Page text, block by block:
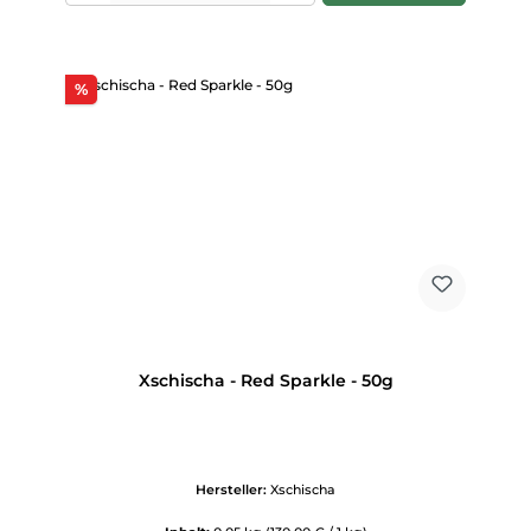
%Rabatt
Xschischa - Red Sparkle - 50g
Hersteller: Xschischa